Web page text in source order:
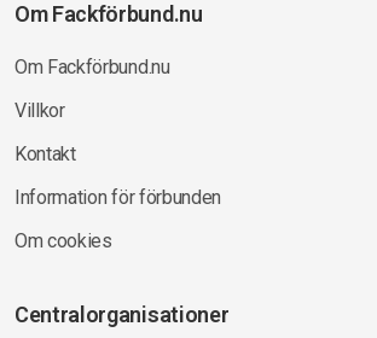
Om Fackförbund.nu
Om Fackförbund.nu
Villkor
Kontakt
Information för förbunden
Om cookies
Centralorganisationer